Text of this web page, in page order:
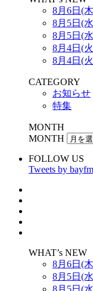
8月6日(
8月5日(
8月5日(
8月4日(
8月4日(
CATEGORY
お知らせ
特集
MONTH
MONTH
FOLLOW US
Tweets by
WHAT’s NEW
8月6日(
8月5日(
8月5日(